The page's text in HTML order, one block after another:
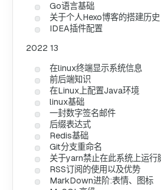
Go语言基础
关于个人Hexo博客的搭建历史
IDEA插件配置
2022 13
在linux终端显示系统信息
前后端知识
在Linux上配置Java环境
linux基础
一封数字签名邮件
后缀表达式
Redis基础
Git分支重命名
关于yarn禁止在此系统上运行
RSS订阅的使用以及优势
MarkDown进阶:表情、图标